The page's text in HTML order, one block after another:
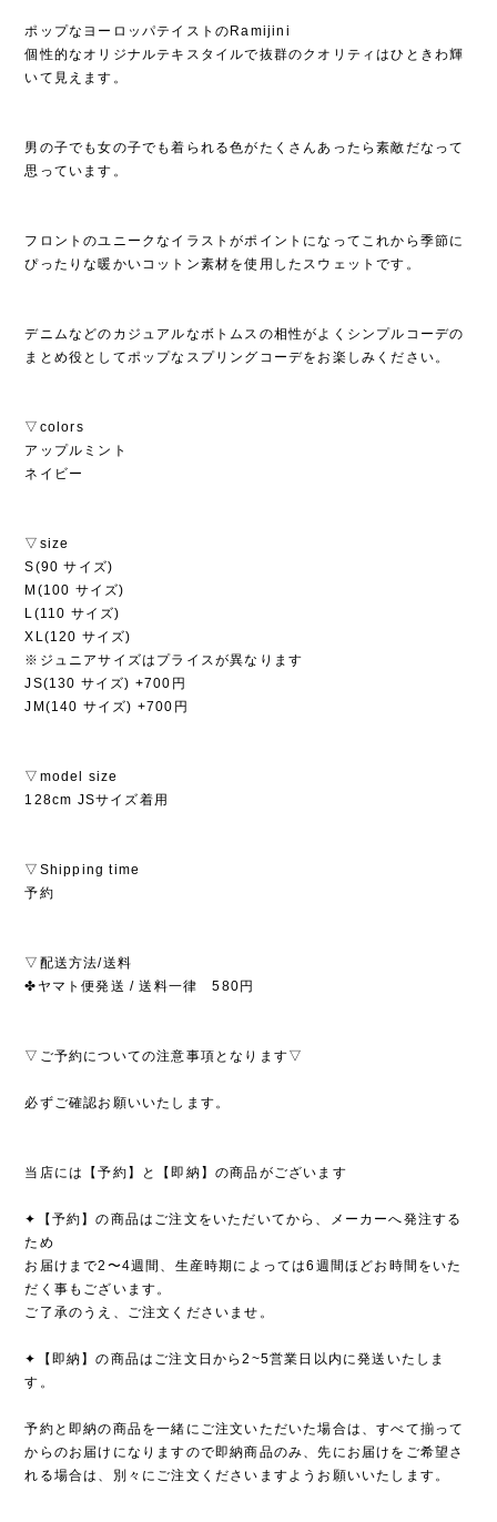
ポップなヨーロッパテイストのRamijini
個性的なオリジナルテキスタイルで抜群のクオリティはひときわ輝
いて見えます。
男の子でも女の子でも着られる色がたくさんあったら素敵だなって
思っています。
フロントのユニークなイラストがポイントになってこれから季節に
ぴったりな暖かいコットン素材を使用したスウェットです。
デニムなどのカジュアルなボトムスの相性がよくシンプルコーデの
まとめ役としてポップなスプリングコーデをお楽しみください。
▽colors
アップルミント
ネイビー
▽size
S(90 サイズ)
M(100 サイズ)
L(110 サイズ)
XL(120 サイズ)
※ジュニアサイズはプライスが異なります
JS(130 サイズ) +700円
JM(140 サイズ) +700円
▽model size
128cm JSサイズ着用
▽Shipping time
予約
▽配送方法/送料
✤ヤマト便発送 / 送料一律 580円
▽ご予約についての注意事項となります▽
必ずご確認お願いいたします。
当店には【予約】と【即納】の商品がございます
✦【予約】の商品はご注文をいただいてから、メーカーへ発注する
ため
お届けまで2〜4週間、生産時期によっては6週間ほどお時間をいた
だく事もございます。
ご了承のうえ、ご注文くださいませ。
✦【即納】の商品はご注文日から2~5営業日以内に発送いたしま
す。
予約と即納の商品を一緒にご注文いただいた場合は、すべて揃って
からのお届けになりますので即納商品のみ、先にお届けをご希望さ
れる場合は、別々にご注文くださいますようお願いいたします。